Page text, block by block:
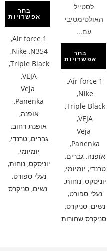
לסטייל
האולטימטיבי
עם...
בחר
אפשרויות
Air force 1
,
Nike
,
Triple Black
,
VEJA
,
Veja
Panenka
,
אופנה,גברים,
טרנדי, יומיומי,
יוניסקס,נוחות,
נעלי ספורט,
נשים,סניקרס,
סניקרס שחורות
בחר
אפשרויות
Air force 1
,
N354
,
Nike
,
Triple Black
,
VEJA
,
Veja
Panenka
,
אופנה,
אופנת רחוב,
גברים, טרנדי,
יומיומי,
יוניסקס,נוחות,
נעלי ספורט,
נשים, סניקרס